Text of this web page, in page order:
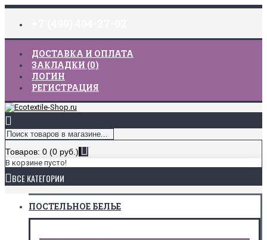
ДОСТАВКА И ОПЛАТА
ЗАКЛАДКИ (0)
ЛОГИН
РЕГИСТРАЦИЯ
Товаров: 0 (0 руб.)
В корзине пусто!
ВСЕ КАТЕГОРИИ
ПОСТЕЛЬНОЕ БЕЛЬЕ